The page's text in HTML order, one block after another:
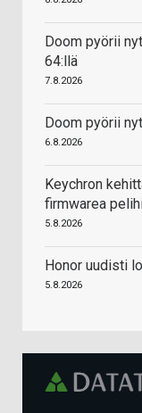
Doom pyörii
64:llä
7.8.2026
Doom pyörii
6.8.2026
Keychron
firmwarea
5.8.2026
Honor uudisti
5.8.2026